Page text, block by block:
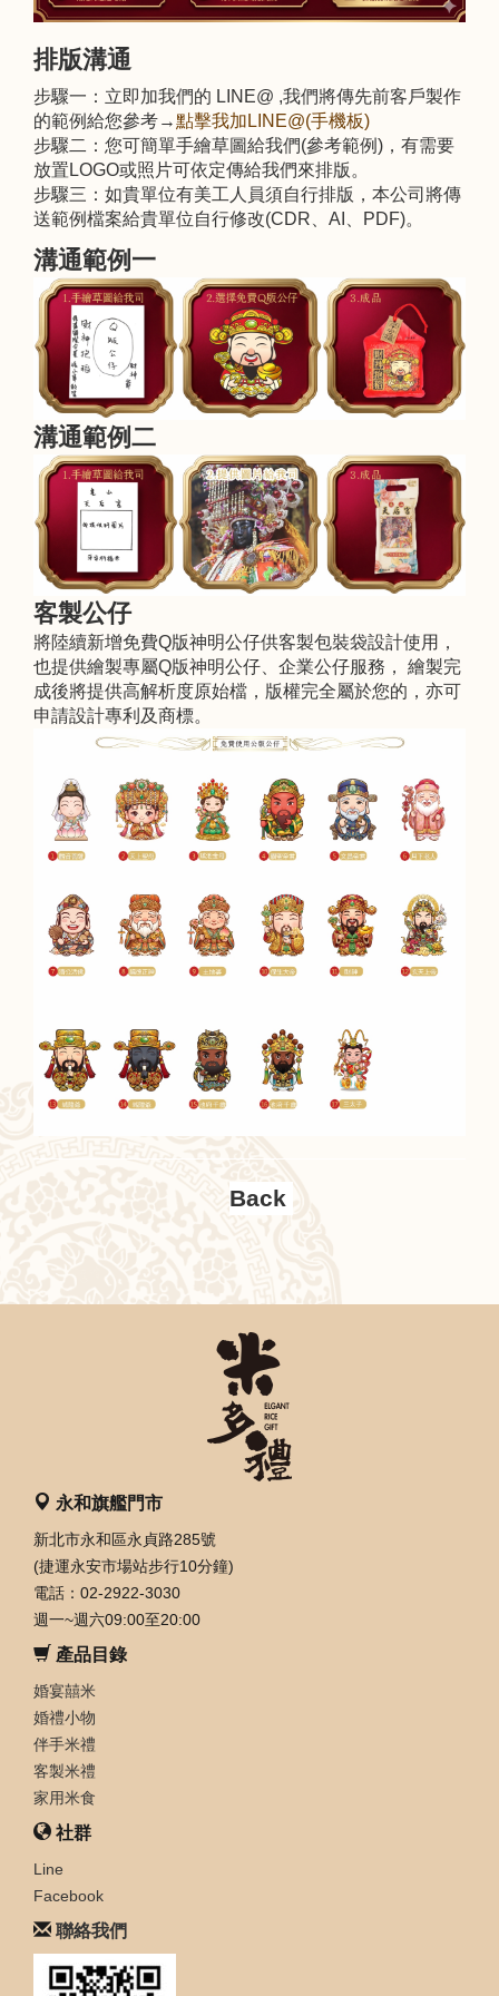
排版溝通
步驟一：立即加我們的 LINE@ ,我們將傳先前客戶製作
的範例給您參考→點擊我加LINE@(手機板)
步驟二：您可簡單手繪草圖給我們(參考範例)，有需要
放置LOGO或照片可依定傳給我們來排版。
步驟三：如貴單位有美工人員須自行排版，本公司將傳
送範例檔案給貴單位自行修改(CDR、AI、PDF)。
溝通範例一
溝通範例二
客製公仔
將陸續新增免費Q版神明公仔供客製包裝袋設計使用，
也提供繪製專屬Q版神明公仔、企業公仔服務， 繪製完
成後將提供高解析度原始檔，版權完全屬於您的，亦可
申請設計專利及商標。
永和旗艦門市
新北市永和區永貞路285號
(捷運永安市場站步行10分鐘)
電話：02-2922-3030
週一~週六09:00至20:00
產品目錄
婚宴囍米
婚禮小物
伴手米禮
客製米禮
家用米食
社群
Line
Facebook
聯絡我們